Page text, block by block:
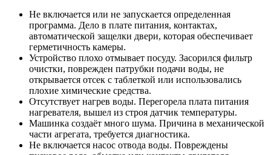
Не включается или не запускается определенная
программа. Дело в плате питания, контактах,
автоматической защелки двери, которая обеспечивает
герметичность камеры.
Устройство плохо отмывает посуду. Засорился фильтр
очистки, поврежден патрубки подачи воды, не
открывается отсек с таблеткой или использовались
плохие химические средства.
Отсутствует нагрев воды. Перегорела плата питания
нагревателя, вышел из строя датчик температуры.
Машинка создаёт много шума. Причина в механической
части агрегата, требуется диагностика.
Не включается насос отвода воды. Повреждены